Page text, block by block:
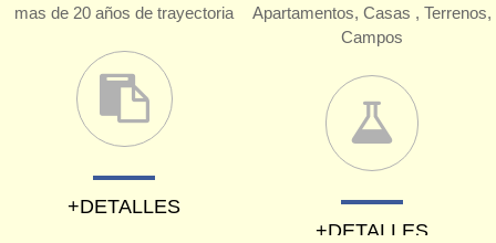
mas de 20 años de trayectoria
+DETALLES
Apartamentos, Casas , Terrenos,
Campos
+DETALLES